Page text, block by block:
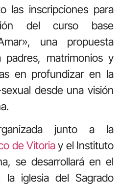
las inscripciones para
del curso base
una propuesta
padres, matrimonios y
en profundizar en la
desde una visión
junto a la
de Vitoriay el Instituto
se desarrollará en el
iglesia del Sagrado